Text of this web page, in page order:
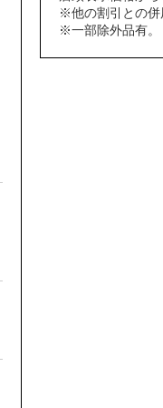
※他の割引との併
※一部除外品有。